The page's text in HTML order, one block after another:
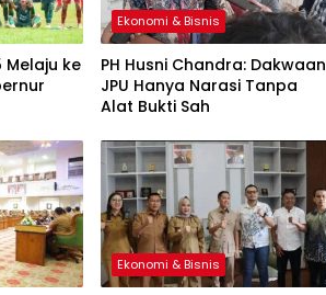
Melaju ke
Ekonomi & Bisnis
PH Husni Chandra: Dakwaan
JPU Hanya Narasi Tanpa
Alat Bukti Sah
Ekonomi & Bisnis